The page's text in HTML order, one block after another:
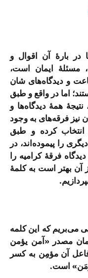
در بارۀ آن اقوال و
مسئلۀ ایمان است،
و دیدگاه‌های شان
اما در واقع و طبق
همۀ دیدگاه‌ها و
نیز فرقه‌های به وجود
انتخاب کرده و طبق
را پیموده‌‌اند، در
فرقۀ کرامیه را
آن بهتر است به کلمۀ
می‌بریم که این کلمه
مصدر «آمن یؤمن
آن مؤمِن به کسر
است.